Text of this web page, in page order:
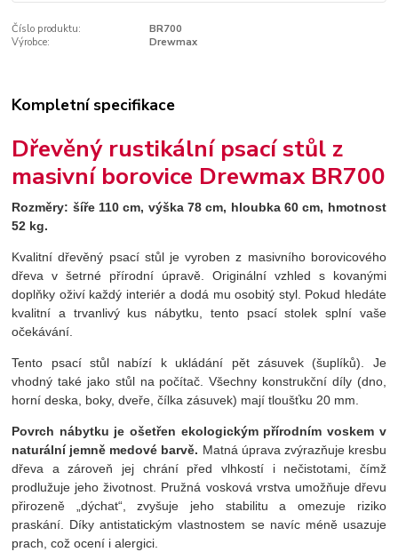
Číslo produktu:
BR700
Výrobce:
Drewmax
Kompletní specifikace
Dřevěný rustikální psací stůl z
masivní borovice Drewmax BR700
Rozměry: šíře 110 cm, výška 78 cm, hloubka 60 cm, hmotnost
52 kg.
Kvalitní dřevěný psací stůl je vyroben z masivního borovicového
dřeva v šetrné přírodní úpravě. Originální vzhled s kovanými
doplňky oživí každý interiér a dodá mu osobitý styl. Pokud hledáte
kvalitní a trvanlivý kus nábytku, tento psací stolek splní vaše
očekávání.
Tento psací stůl nabízí k ukládání pět zásuvek (šuplíků). Je
vhodný také jako stůl na počítač. Všechny konstrukční díly (dno,
horní deska, boky, dveře, čílka zásuvek) mají tloušťku 20 mm.
Povrch nábytku je ošetřen ekologickým přírodním voskem v
naturální jemně medové barvě. Matná úprava zvýrazňuje kresbu
dřeva a zároveň jej chrání před vlhkostí i nečistotami, čímž
prodlužuje jeho životnost. Pružná vosková vrstva umožňuje dřevu
přirozeně „dýchat“, zvyšuje jeho stabilitu a omezuje riziko
praskání. Díky antistatickým vlastnostem se navíc méně usazuje
prach, což ocení i alergici.